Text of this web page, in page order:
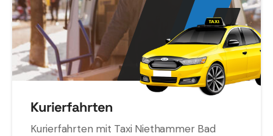
Kurierfahrten
Kurierfahrten mit Taxi Niethammer Bad